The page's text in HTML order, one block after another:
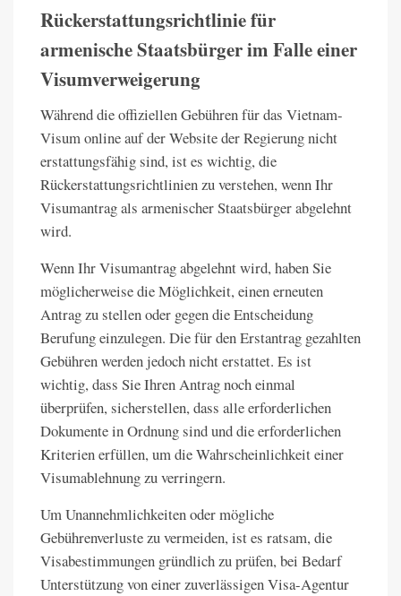
Rückerstattungsrichtlinie für
armenische Staatsbürger im Falle einer
Visumverweigerung
Während die offiziellen Gebühren für das Vietnam-
Visum online auf der Website der Regierung nicht
erstattungsfähig sind, ist es wichtig, die
Rückerstattungsrichtlinien zu verstehen, wenn Ihr
Visumantrag als armenischer Staatsbürger abgelehnt
wird.
Wenn Ihr Visumantrag abgelehnt wird, haben Sie
möglicherweise die Möglichkeit, einen erneuten
Antrag zu stellen oder gegen die Entscheidung
Berufung einzulegen. Die für den Erstantrag gezahlten
Gebühren werden jedoch nicht erstattet. Es ist
wichtig, dass Sie Ihren Antrag noch einmal
überprüfen, sicherstellen, dass alle erforderlichen
Dokumente in Ordnung sind und die erforderlichen
Kriterien erfüllen, um die Wahrscheinlichkeit einer
Visumablehnung zu verringern.
Um Unannehmlichkeiten oder mögliche
Gebührenverluste zu vermeiden, ist es ratsam, die
Visabestimmungen gründlich zu prüfen, bei Bedarf
Unterstützung von einer zuverlässigen Visa-Agentur